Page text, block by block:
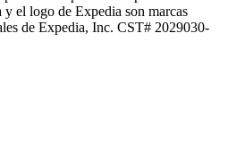
y el logo de Expedia son marcas
de Expedia, Inc. CST# 2029030-